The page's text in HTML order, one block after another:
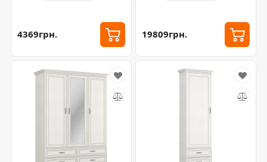
4369грн. 19809грн.